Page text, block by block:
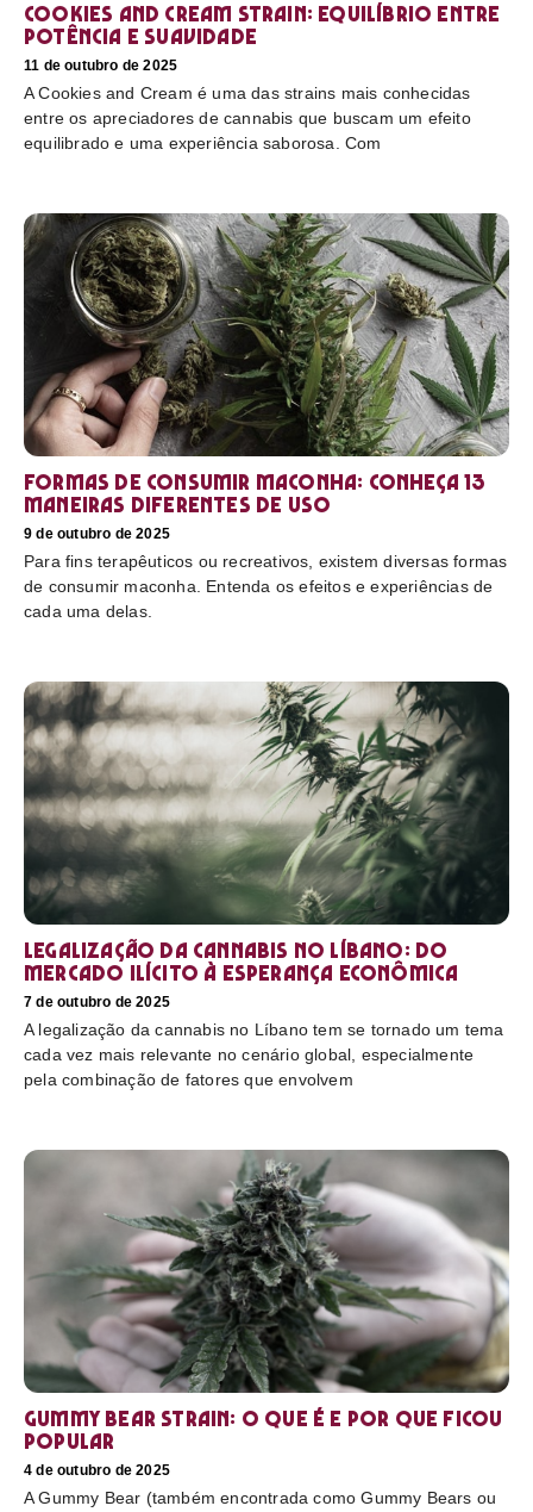
Cookies and Cream Strain: equilíbrio entre
potência e suavidade
11 de outubro de 2025
A Cookies and Cream é uma das strains mais conhecidas
entre os apreciadores de cannabis que buscam um efeito
equilibrado e uma experiência saborosa. Com
Formas de consumir maconha: conheça 13
maneiras diferentes de uso
9 de outubro de 2025
Para fins terapêuticos ou recreativos, existem diversas formas
de consumir maconha. Entenda os efeitos e experiências de
cada uma delas.
Legalização da cannabis no Líbano: do
mercado ilícito à esperança econômica
7 de outubro de 2025
A legalização da cannabis no Líbano tem se tornado um tema
cada vez mais relevante no cenário global, especialmente
pela combinação de fatores que envolvem
Gummy Bear Strain: o que é e por que ficou
popular
4 de outubro de 2025
A Gummy Bear (também encontrada como Gummy Bears ou